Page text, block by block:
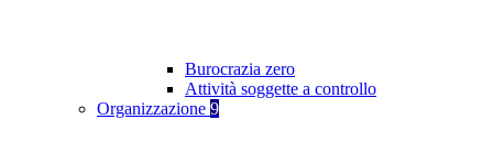
Burocrazia zero
Attività soggette a controllo
Organizzazione 9